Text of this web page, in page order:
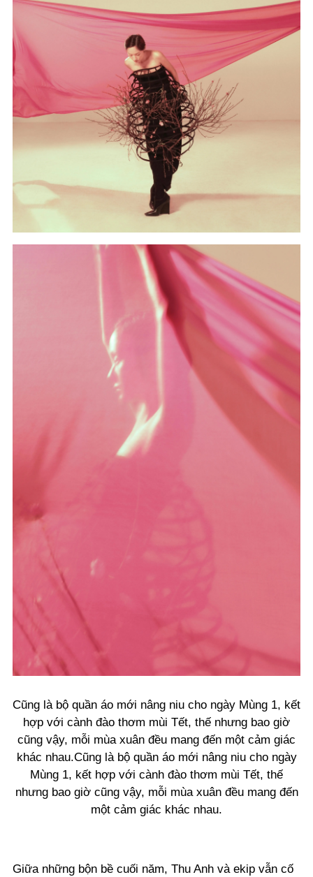
Cũng là bộ quần áo mới nâng niu cho ngày Mùng 1, kết
hợp với cành đào thơm mùi Tết, thế nhưng bao giờ
cũng vậy, mỗi mùa xuân đều mang đến một cảm giác
khác nhau.Cũng là bộ quần áo mới nâng niu cho ngày
Mùng 1, kết hợp với cành đào thơm mùi Tết, thế
nhưng bao giờ cũng vậy, mỗi mùa xuân đều mang đến
một cảm giác khác nhau.
Giữa những bộn bề cuối năm, Thu Anh và ekip vẫn cố